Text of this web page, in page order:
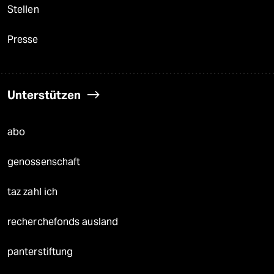
Stellen
Presse
Unterstützen
abo
genossenschaft
taz zahl ich
recherchefonds ausland
panterstiftung